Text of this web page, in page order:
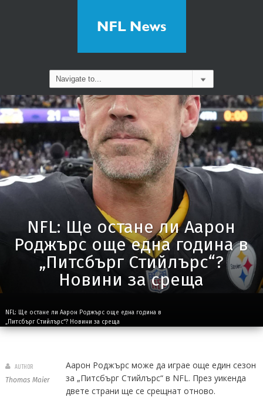
NFL: Ще остане ли Аарон
Роджърс още една година в
„Питсбърг Стийлърс“?
Новини за среща
NFL: Ще остане ли Аарон Роджърс още една година в
„Питсбърг Стийлърс“? Новини за среща
Аарон Роджърс може да играе още един сезон
за „Питсбърг Стийлърс“ в NFL. През уикенда
двете страни ще се срещнат отново.
AUTHOR
Thomas Maier